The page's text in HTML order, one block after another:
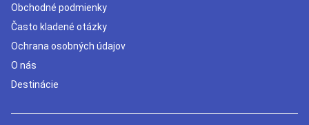
Obchodné podmienky
Často kladené otázky
Ochrana osobných údajov
O nás
Destinácie